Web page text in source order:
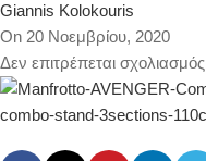
Giannis Kolokouris
On 20 Νοεμβρίου, 2020
Δεν επιτρέπεται σχολιασμός